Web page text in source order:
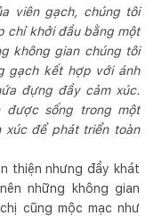
viên gạch, chúng tôi
chỉ khởi đầu bằng một
không gian chúng tôi
gạch kết hợp với ánh
đựng đầy cảm xúc.
được sống trong một
xúc để phát triển toàn
thiện nhưng đầy khát
những không gian
cũng mộc mạc như